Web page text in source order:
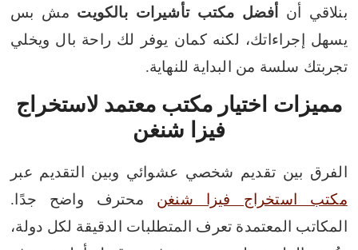
بنلاقي أن
أفضل مكتب تأشيرات بالكويت مش بس
يسهل إجراءاتك، لكنه كمان يوفر لك راحة بال ويخلي
تجربتك سلسة من البداية للنهاية.
مميزات اختيار مكتب معتمد لاستخراج
فيزا شنغن
الفرق بين تقديم شخصي عشوائي وبين التقديم عبر
مكتب استخراج فيزا شنغن محترف واضح جدًا.
المكاتب المعتمدة تعرف المتطلبات الدقيقة لكل دولة،